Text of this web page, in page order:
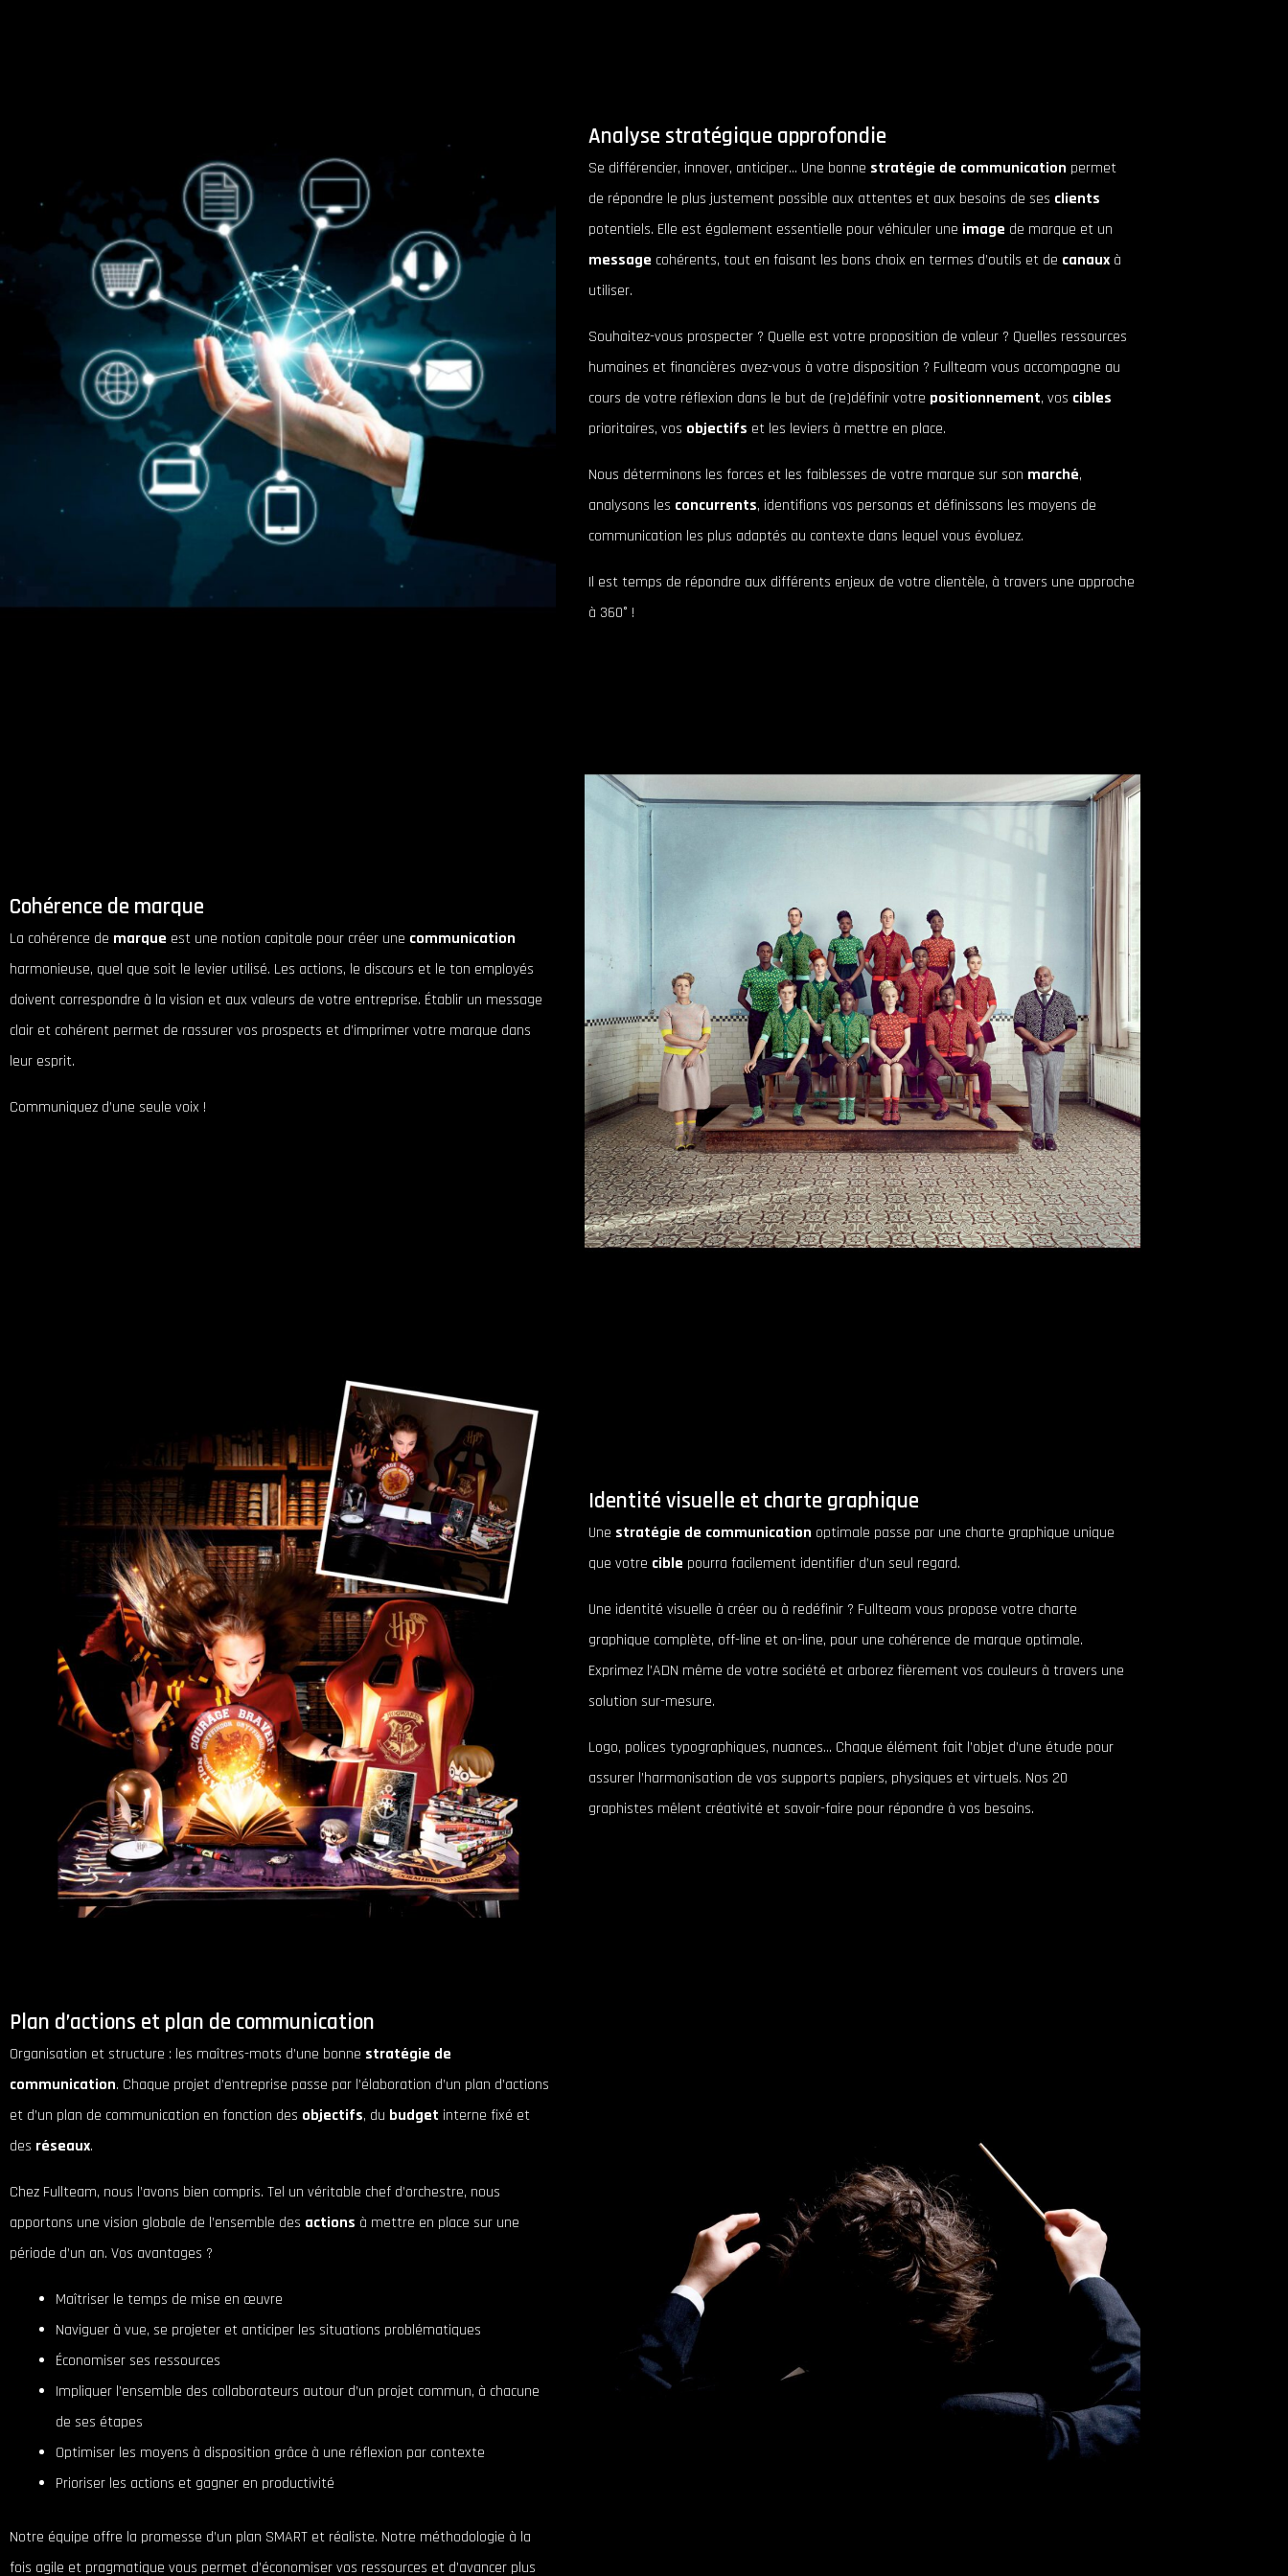
Analyse stratégique approfondie
Se différencier, innover, anticiper… Une bonne stratégie de communication permet
de répondre le plus justement possible aux attentes et aux besoins de ses clients
potentiels. Elle est également essentielle pour véhiculer une image de marque et un
message cohérents, tout en faisant les bons choix en termes d’outils et de canauxà
utiliser.
Souhaitez-vous prospecter ? Quelle est votre proposition de valeur ? Quelles ressources
humaines et financières avez-vous à votre disposition ? Fullteam vous accompagne au
cours de votre réflexion dans le but de (re)définir votre positionnement, vos cibles
prioritaires, vos objectifs et les leviers à mettre en place.
Nous déterminons les forces et les faiblesses de votre marque sur son marché,
analysons les concurrents, identifions vos personas et définissons les moyens de
communication les plus adaptés au contexte dans lequel vous évoluez.
Il est temps de répondre aux différents enjeux de votre clientèle, à travers une approche
à 360° !
Cohérence de marque
La cohérence de marque est une notion capitale pour créer une communication
harmonieuse, quel que soit le levier utilisé. Les actions, le discours et le ton employés
doivent correspondre à la vision et aux valeurs de votre entreprise. Établir un message
clair et cohérent permet de rassurer vos prospects et d’imprimer votre marque dans
leur esprit.
Communiquez d’une seule voix !
Identité visuelle et charte graphique
Une stratégie de communication optimale passe par une charte graphique unique
que votre cible pourra facilement identifier d’un seul regard.
Une identité visuelle à créer ou à redéfinir ? Fullteam vous propose votre charte
graphique complète, off-line et on-line, pour une cohérence de marque optimale.
Exprimez l’ADN même de votre société et arborez fièrement vos couleurs à travers une
solution sur-mesure.
Logo, polices typographiques, nuances… Chaque élément fait l’objet d’une étude pour
assurer l’harmonisation de vos supports papiers, physiques et virtuels. Nos 20
graphistes mêlent créativité et savoir-faire pour répondre à vos besoins.
Plan d’actions et plan de communication
Organisation et structure : les maîtres-mots d’une bonne stratégie de
communication. Chaque projet d’entreprise passe par l’élaboration d’un plan d’actions
et d’un plan de communication en fonction des objectifs, du budget interne fixé et
des réseaux.
Chez Fullteam, nous l’avons bien compris. Tel un véritable chef d’orchestre, nous
apportons une vision globale de l’ensemble des actions à mettre en place sur une
période d’un an. Vos avantages ?
Maîtriser le temps de mise en œuvre
Naviguer à vue, se projeter et anticiper les situations problématiques
Économiser ses ressources
Impliquer l’ensemble des collaborateurs autour d’un projet commun, à chacune
de ses étapes
Optimiser les moyens à disposition grâce à une réflexion par contexte
Prioriser les actions et gagner en productivité
Notre équipe offre la promesse d’un plan SMART et réaliste. Notre méthodologie à la
fois agile et pragmatique vous permet d’économiser vos ressources et d’avancer plus